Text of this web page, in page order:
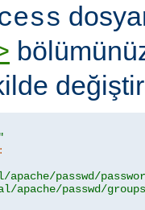
passwd/
apache/passwd/